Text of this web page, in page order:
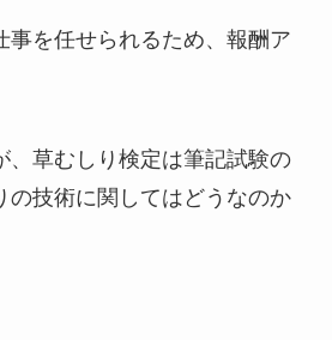
事を任せられるため、報酬ア
、草むしり検定は筆記試験の
の技術に関してはどうなのか